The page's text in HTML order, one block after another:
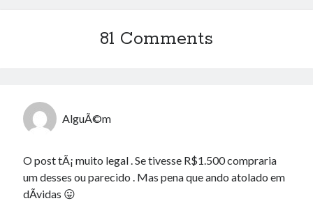
81 Comments
AlguÃ©m
O post tÃ¡ muito legal . Se tivesse R$1.500 compraria
um desses ou parecido . Mas pena que ando atolado em
dÃ­vidas 😛